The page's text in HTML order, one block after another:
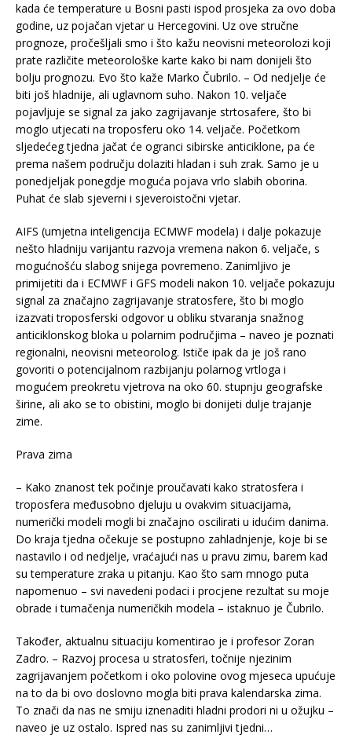
kada će temperature u Bosni pasti ispod prosjeka za ovo doba
godine, uz pojačan vjetar u Hercegovini. Uz ove stručne
prognoze, pročešljali smo i što kažu neovisni meteorolozi koji
prate različite meteorološke karte kako bi nam donijeli što
bolju prognozu. Evo što kaže Marko Čubrilo. – Od nedjelje će
biti još hladnije, ali uglavnom suho. Nakon 10. veljače
pojavljuje se signal za jako zagrijavanje strtosafere, što bi
moglo utjecati na troposferu oko 14. veljače. Početkom
sljedećeg tjedna jačat će ogranci sibirske anticiklone, pa će
prema našem području dolaziti hladan i suh zrak. Samo je u
ponedjeljak ponegdje moguća pojava vrlo slabih oborina.
Puhat će slab sjeverni i sjeveroistočni vjetar.
AIFS (umjetna inteligencija ECMWF modela) i dalje pokazuje
nešto hladniju varijantu razvoja vremena nakon 6. veljače, s
mogućnošću slabog snijega povremeno. Zanimljivo je
primijetiti da i ECMWF i GFS modeli nakon 10. veljače pokazuju
signal za značajno zagrijavanje stratosfere, što bi moglo
izazvati troposferski odgovor u obliku stvaranja snažnog
anticiklonskog bloka u polarnim područjima – naveo je poznati
regionalni, neovisni meteorolog. Ističe ipak da je još rano
govoriti o potencijalnom razbijanju polarnog vrtloga i
mogućem preokretu vjetrova na oko 60. stupnju geografske
širine, ali ako se to obistini, moglo bi donijeti dulje trajanje
zime.
Prava zima
– Kako znanost tek počinje proučavati kako stratosfera i
troposfera međusobno djeluju u ovakvim situacijama,
numerički modeli mogli bi značajno oscilirati u idućim danima.
Do kraja tjedna očekuje se postupno zahladnjenje, koje bi se
nastavilo i od nedjelje, vraćajući nas u pravu zimu, barem kad
su temperature zraka u pitanju. Kao što sam mnogo puta
napomenuo – svi navedeni podaci i procjene rezultat su moje
obrade i tumačenja numeričkih modela – istaknuo je Čubrilo.
Također, aktualnu situaciju komentirao je i profesor Zoran
Zadro. – Razvoj procesa u stratosferi, točnije njezinim
zagrijavanjem početkom i oko polovine ovog mjeseca upućuje
na to da bi ovo doslovno mogla biti prava kalendarska zima.
To znači da nas ne smiju iznenaditi hladni prodori ni u ožujku –
naveo je uz ostalo. Ispred nas su zanimljivi tjedni…